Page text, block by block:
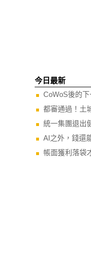
今日最新
CoWoS後的
都審通過！土
統一集團退出
AI之外，錢還
帳面獲利落袋